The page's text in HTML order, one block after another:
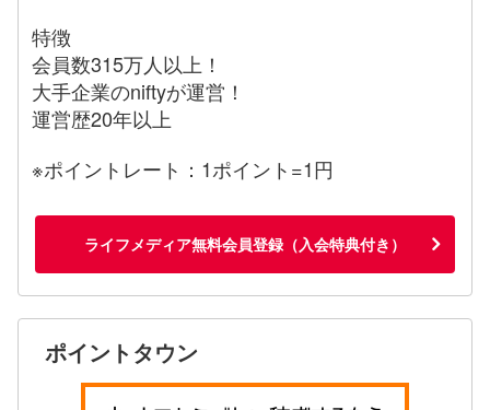
特徴
会員数315万人以上！
大手企業のniftyが運営！
運営歴20年以上
※ポイントレート：1ポイント=1円
ライフメディア無料会員登録（入会特典付き）
ポイントタウン